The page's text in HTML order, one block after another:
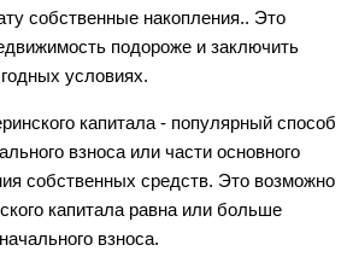
собственные накопления.. Это
подороже и заключить
условиях.
капитала - популярный способ
взноса или части основного
собственных средств. Это возможно
капитала равна или больше
взноса.